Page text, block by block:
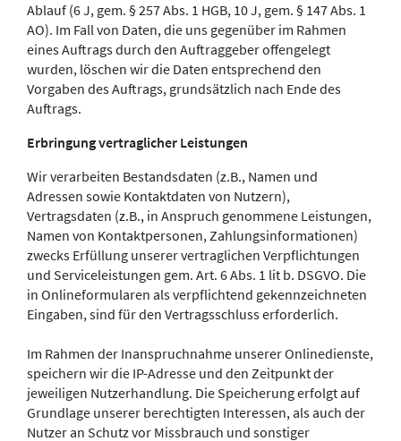
Ablauf (6 J, gem. § 257 Abs. 1 HGB, 10 J, gem. § 147 Abs. 1
AO). Im Fall von Daten, die uns gegenüber im Rahmen
eines Auftrags durch den Auftraggeber offengelegt
wurden, löschen wir die Daten entsprechend den
Vorgaben des Auftrags, grundsätzlich nach Ende des
Auftrags.
Erbringung vertraglicher Leistungen
Wir verarbeiten Bestandsdaten (z.B., Namen und
Adressen sowie Kontaktdaten von Nutzern),
Vertragsdaten (z.B., in Anspruch genommene Leistungen,
Namen von Kontaktpersonen, Zahlungsinformationen)
zwecks Erfüllung unserer vertraglichen Verpflichtungen
und Serviceleistungen gem. Art. 6 Abs. 1 lit b. DSGVO. Die
in Onlineformularen als verpflichtend gekennzeichneten
Eingaben, sind für den Vertragsschluss erforderlich.
Im Rahmen der Inanspruchnahme unserer Onlinedienste,
speichern wir die IP-Adresse und den Zeitpunkt der
jeweiligen Nutzerhandlung. Die Speicherung erfolgt auf
Grundlage unserer berechtigten Interessen, als auch der
Nutzer an Schutz vor Missbrauch und sonstiger